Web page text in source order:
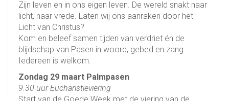
Zijn leven en in ons eigen leven. De wereld snakt naar
licht, naar vrede. Laten wij ons aanraken door het
Licht van Christus?
Kom en beleef samen tijden van verdriet én de
blijdschap van Pasen in woord, gebed en zang.
Iedereen is welkom.
Zondag 29 maart Palmpasen
9.30 uur Eucharistieviering